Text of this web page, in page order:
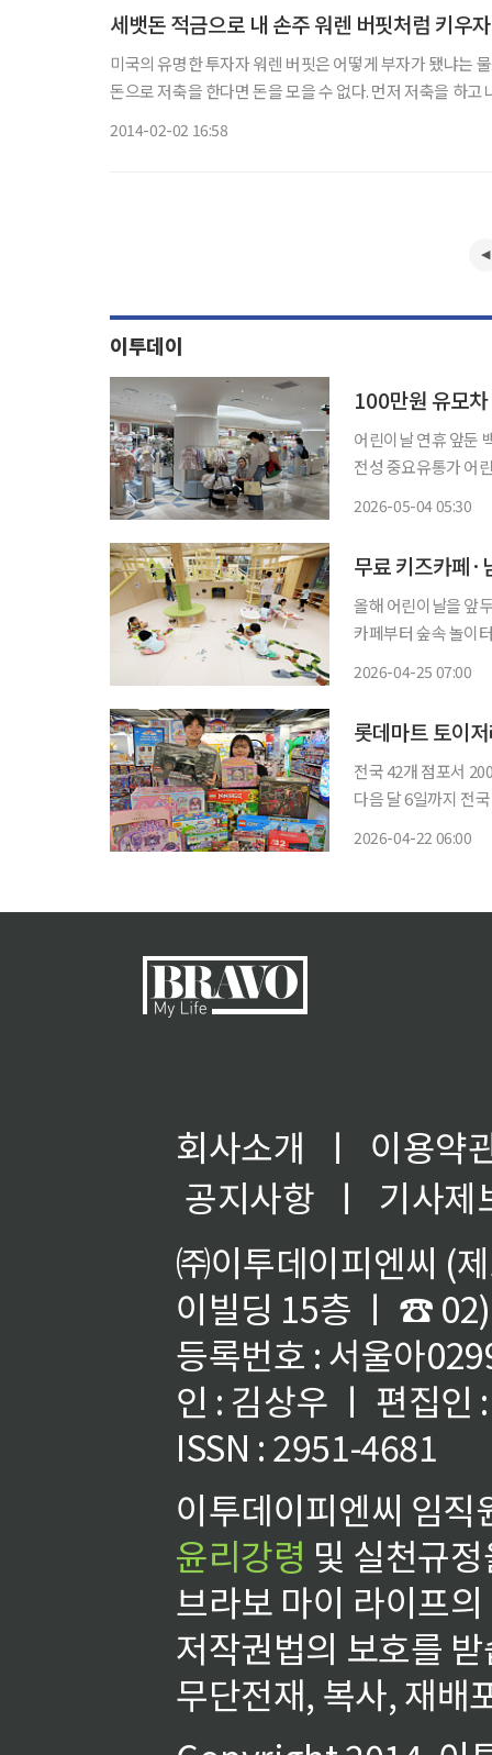
세뱃돈 적금으로 내 손주 워렌 버핏처럼 키우자
미국의 유명한 투자자 워렌 버핏은 어떻게 부자가 됐냐는
돈으로 저축을 한다면 돈을 모을 수 없다. 먼저 저축을 하고 나머지로 생활을 해야한다. 이
2014-02-02 16:58
이투데이
어린이날 연휴 앞둔
전성 중요유통가 어린이날 정
2026-05-04 05:30
올해 어린이날을 앞
카페부터 숲속 놀이
2026-04-25 07:00
롯데마트 토이
전국 42개 점포서 2000여 종 완구 및
다음 달 6일까지 전국
2026-04-22 06:00
회사소개 ㅣ
이용약
공지사항
ㅣ
기사제
㈜이투데이피엔씨 (
이빌딩 15층 ㅣ ☎
등록번호 : 서울아
인 : 김상우 ㅣ 편집인
ISSN : 2951-4681
이투데이피엔씨 임
윤리강령 및 실천규
브라보 마이 라이프
저작권법의 보호를
무단전재, 복사, 재배